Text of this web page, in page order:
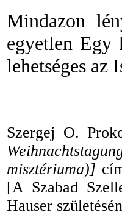
Mindazon
egyetlen Egy
lehetséges az
Szergej O.
misztériuma)]
[A Szabad
Hauser